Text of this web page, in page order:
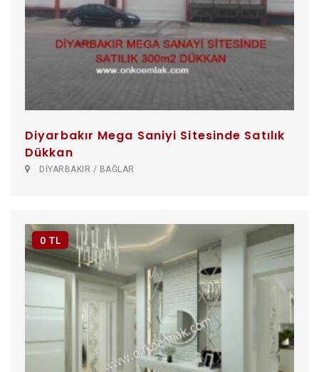
Diyarbakır Mega Saniyi Sitesinde Satılık
Dükkan
DİYARBAKIR / BAĞLAR
0 TL